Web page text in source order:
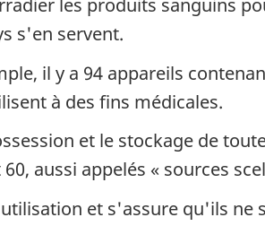
les produits sanguins
s'en servent.
il y a 94 appareils
à des fins médicales.
et le stockage de
aussi appelés « sources
et s'assure qu'ils ne